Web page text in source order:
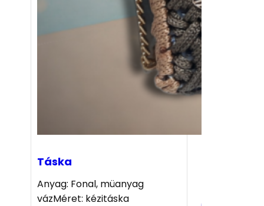
Táska
Anyag: Fonal, müanyag
vázMéret: kézitáska